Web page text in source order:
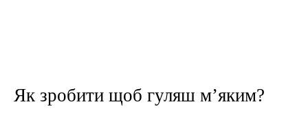
Як зробити щоб гуляш м’яким?